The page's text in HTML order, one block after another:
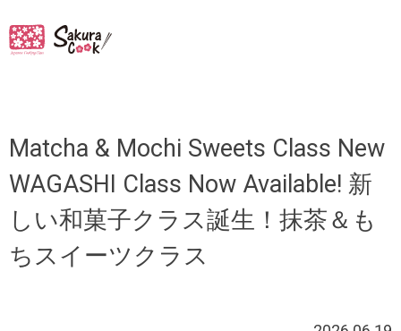
月: 2026年6月
Matcha & Mochi Sweets Class New
WAGASHI Class Now Available! 新
しい和菓子クラス誕生！抹茶＆も
ちスイーツクラス